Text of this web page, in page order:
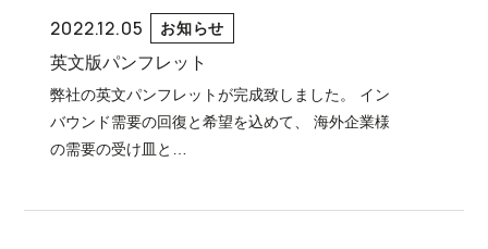
2022.12.05 お知らせ
英文版パンフレット
弊社の英文パンフレットが完成致しました。 イン
バウンド需要の回復と希望を込めて、 海外企業様
の需要の受け皿と…